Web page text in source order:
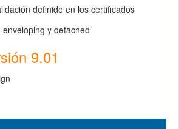
definido en los certificados
y detached
9.01